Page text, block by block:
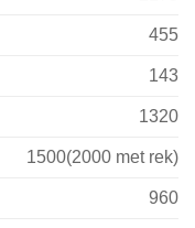
455
143
1320
1500(2000 met rek)
960